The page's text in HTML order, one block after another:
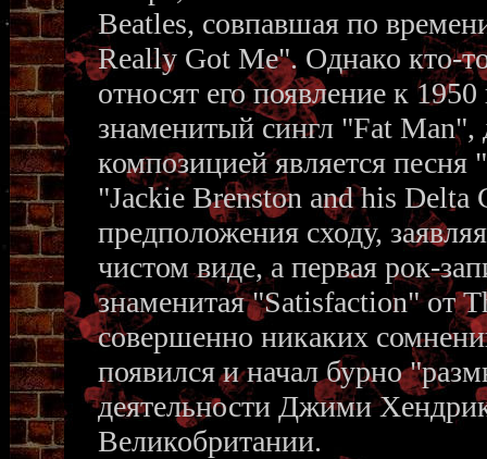
Beatles, совпавшая по
Really Got Me". Однако кто-
относят его появление к
знаменитый сингл "Fat Man",
композицией является песня
"Jackie Brenston and his Delta
предположения сходу,
чистом виде, а первая рок-
знаменитая "Satisfaction" от
совершенно никаких
появился и начал бурно
деятельности Джими
Великобритании.